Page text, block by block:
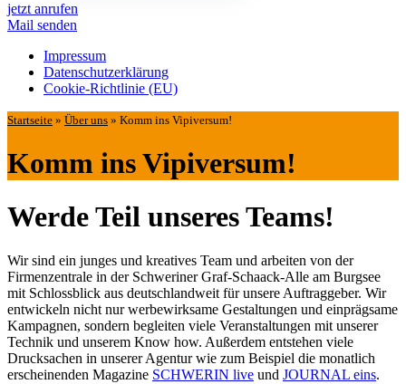
jetzt anrufen
Mail senden
Impressum
Datenschutz­erklärung
Cookie-Richtlinie (EU)
Startseite » Über uns » Komm ins Vipiversum!
Komm ins Vipiversum!
Werde Teil unseres Teams!
Wir sind ein junges und kreatives Team und arbeiten von der
Firmenzentrale in der Schweriner Graf-Schaack-Alle am Burgsee
mit Schlossblick aus deutschlandweit für unsere Auftraggeber. Wir
entwickeln nicht nur werbewirksame Gestaltungen und einprägsame
Kampagnen, sondern begleiten viele Veranstaltungen mit unserer
Technik und unserem Know how. Außerdem entstehen viele
Drucksachen in unserer Agentur wie zum Beispiel die monatlich
erscheinenden Magazine SCHWERIN live und JOURNAL eins.